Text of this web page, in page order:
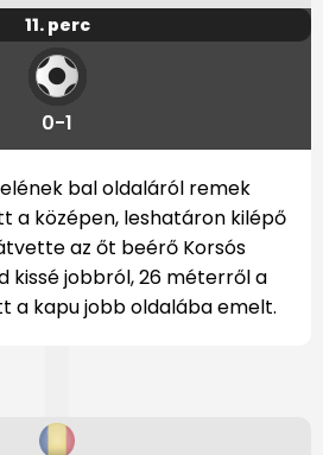
11. perc
0-1
bal oldaláról remek
a középen, leshatáron kilépő
az őt beérő Korsós
kissé jobbról, 26 méterről a
a kapu jobb oldalába emelt.